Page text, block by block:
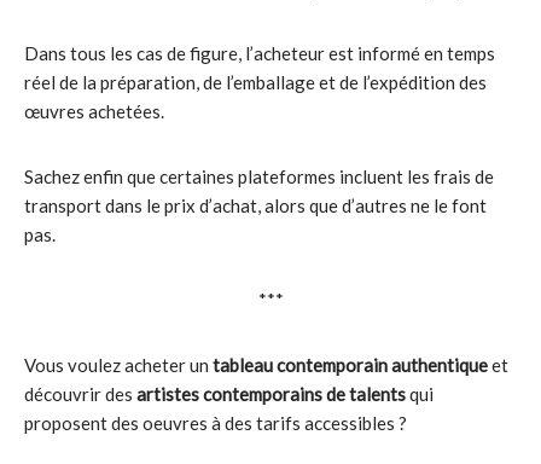
Dans tous les cas de figure, l’acheteur est informé en temps
réel de la préparation, de l’emballage et de l’expédition des
œuvres achetées.
Sachez enfin que certaines plateformes incluent les frais de
transport dans le prix d’achat, alors que d’autres ne le font
pas.
***
Vous voulez acheter un tableau contemporain authentiqueet
découvrir des artistes contemporains de talentsqui
proposent des oeuvres à des tarifs accessibles ?